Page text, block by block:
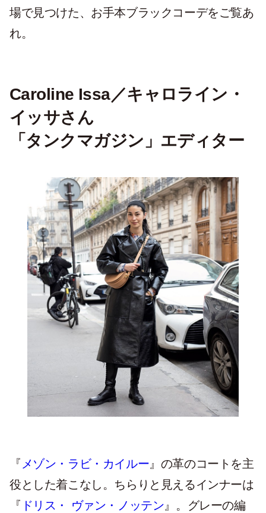
場で見つけた、お手本ブラックコーデをご覧あ
れ。
Caroline Issa／キャロライン・
イッサさん
「タンクマガジン」エディター
『メゾン・ラビ・カイルー』の革のコートを主
役とした着こなし。ちらりと見えるインナーは
『 ドリス・ ヴァン・ノッテン』。グレーの編